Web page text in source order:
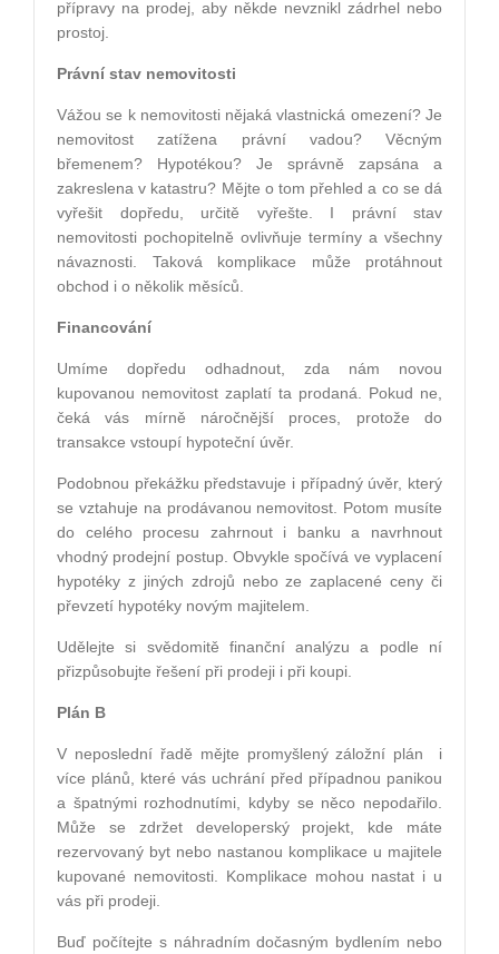
přípravy na prodej, aby někde nevznikl zádrhel nebo
prostoj.
Právní stav nemovitosti
Vážou se k nemovitosti nějaká vlastnická omezení? Je
nemovitost zatížena právní vadou? Věcným
břemenem? Hypotékou? Je správně zapsána a
zakreslena v katastru? Mějte o tom přehled a co se dá
vyřešit dopředu, určitě vyřešte. I právní stav
nemovitosti pochopitelně ovlivňuje termíny a všechny
návaznosti. Taková komplikace může protáhnout
obchod i o několik měsíců.
Financování
Umíme dopředu odhadnout, zda nám novou
kupovanou nemovitost zaplatí ta prodaná. Pokud ne,
čeká vás mírně náročnější proces, protože do
transakce vstoupí hypoteční úvěr.
Podobnou překážku představuje i případný úvěr, který
se vztahuje na prodávanou nemovitost. Potom musíte
do celého procesu zahrnout i banku a navrhnout
vhodný prodejní postup. Obvykle spočívá ve vyplacení
hypotéky z jiných zdrojů nebo ze zaplacené ceny či
převzetí hypotéky novým majitelem.
Udělejte si svědomitě finanční analýzu a podle ní
přizpůsobujte řešení při prodeji i při koupi.
Plán B
V neposlední řadě mějte promyšlený záložní plán i
více plánů, které vás uchrání před případnou panikou
a špatnými rozhodnutími, kdyby se něco nepodařilo.
Může se zdržet developerský projekt, kde máte
rezervovaný byt nebo nastanou komplikace u majitele
kupované nemovitosti. Komplikace mohou nastat i u
vás při prodeji.
Buď počítejte s náhradním dočasným bydlením nebo